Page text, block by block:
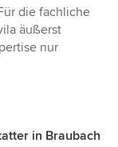
die fachliche
äußerst
nur
in Braubach